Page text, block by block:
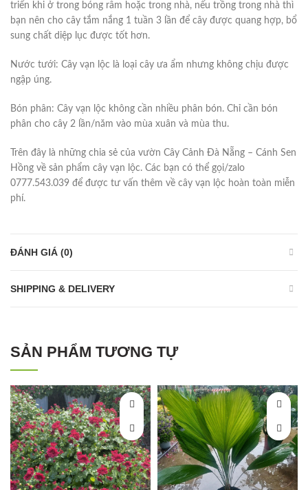
triển khi ở trong bóng râm hoặc trong nhà, nếu trồng trong nhà thì
bạn nên cho cây tắm nắng 1 tuần 3 lần để cây được quang hợp, bổ
sung chất diệp lục được tốt hơn.
Nước tưới: Cây vạn lộc là loại cây ưa ẩm nhưng không chịu được
ngập úng.
Bón phân: Cây vạn lộc không cần nhiều phân bón. Chỉ cần bón
phân cho cây 2 lần/năm vào mùa xuân và mùa thu.
Trên đây là những chia sẻ của vườn Cây Cảnh Đà Nẵng – Cánh Sen
Hồng về sản phẩm cây vạn lộc. Các bạn có thể gọi/zalo
0777.543.039 để được tư vấn thêm về cây vạn lộc hoàn toàn miễn
phí.
ĐÁNH GIÁ (0)
SHIPPING & DELIVERY
SẢN PHẨM TƯƠNG TỰ